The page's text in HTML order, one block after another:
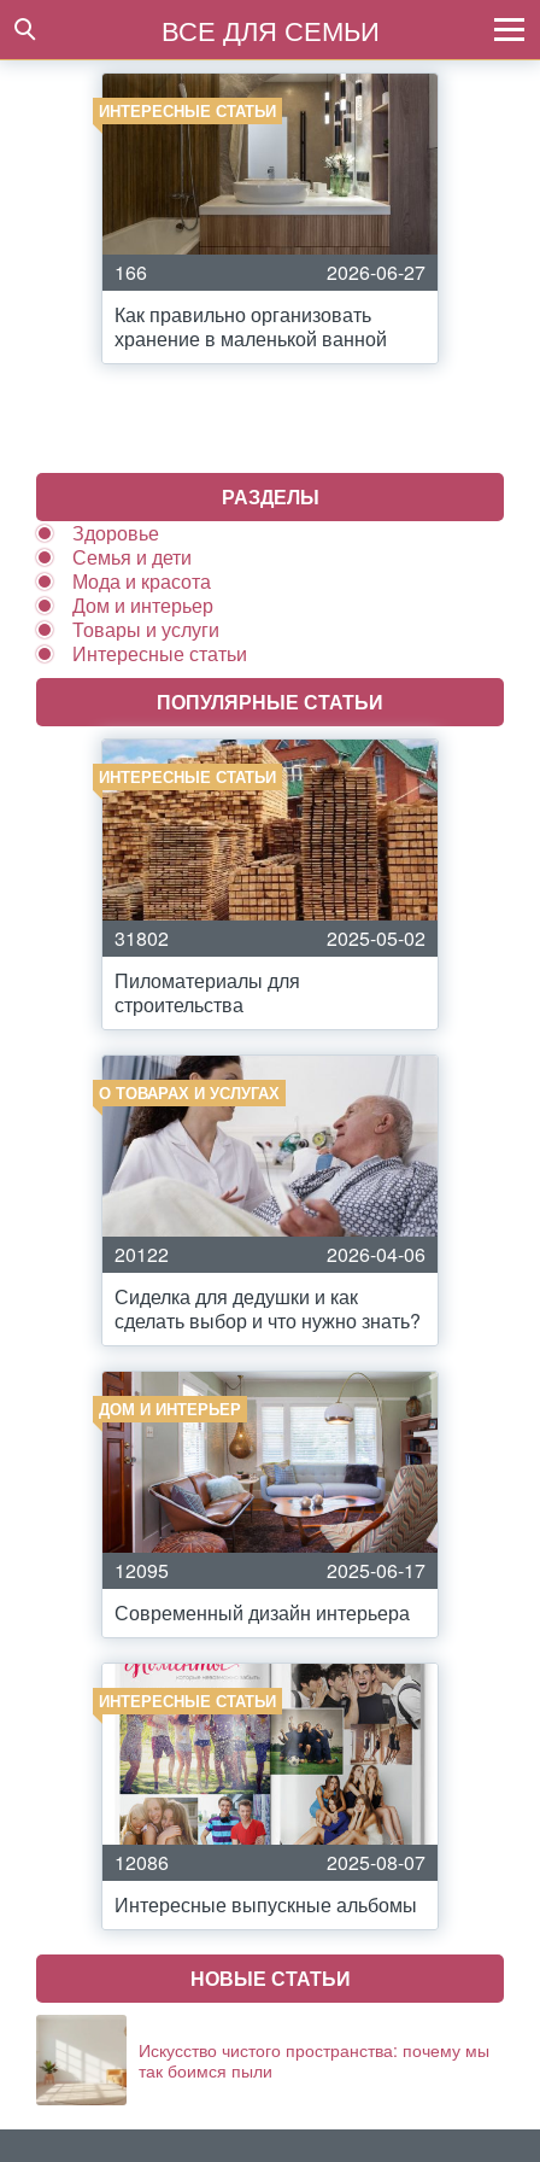
ВСЕ ДЛЯ СЕМЬИ
ИНТЕРЕСНЫЕ СТАТЬИ
166
2026-06-27
Как правильно организовать
хранение в маленькой ванной
РАЗДЕЛЫ
Здоровье
Семья и дети
Мода и красота
Дом и интерьер
Товары и услуги
Интересные статьи
ПОПУЛЯРНЫЕ СТАТЬИ
ИНТЕРЕСНЫЕ СТАТЬИ
31802
2025-05-02
Пиломатериалы для
строительства
О ТОВАРАХ И УСЛУГАХ
20122
2026-04-06
Сиделка для дедушки и как
сделать выбор и что нужно знать?
ДОМ И ИНТЕРЬЕР
12095
2025-06-17
Современный дизайн интерьера
ИНТЕРЕСНЫЕ СТАТЬИ
12086
2025-08-07
Интересные выпускные альбомы
НОВЫЕ СТАТЬИ
Искусство чистого пространства: почему мы
так боимся пыли